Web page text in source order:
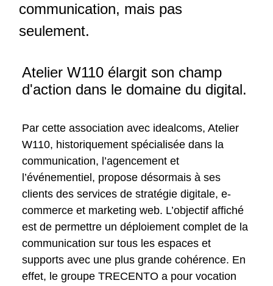
communication, mais pas
seulement.
Atelier W110 élargit son champ
d'action dans le domaine du digital.
Par cette association avec idealcoms, Atelier
W110, historiquement spécialisée dans la
communication, l’agencement et
l’événementiel, propose désormais à ses
clients des services de stratégie digitale, e-
commerce et marketing web. L’objectif affiché
est de permettre un déploiement complet de la
communication sur tous les espaces et
supports avec une plus grande cohérence. En
effet, le groupe TRECENTO a pour vocation